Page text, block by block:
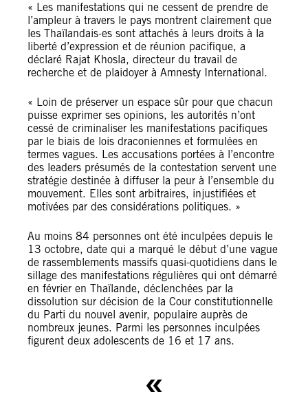
« Les manifestations qui ne cessent de prendre de
l’ampleur à travers le pays montrent clairement que
les Thaïlandais·es sont attachés à leurs droits à la
liberté d’expression et de réunion pacifique, a
déclaré Rajat Khosla, directeur du travail de
recherche et de plaidoyer à Amnesty International.
« Loin de préserver un espace sûr pour que chacun
puisse exprimer ses opinions, les autorités n’ont
cessé de criminaliser les manifestations pacifiques
par le biais de lois draconiennes et formulées en
termes vagues. Les accusations portées à l’encontre
des leaders présumés de la contestation servent une
stratégie destinée à diffuser la peur à l’ensemble du
mouvement. Elles sont arbitraires, injustifiées et
motivées par des considérations politiques. »
Au moins 84 personnes ont été inculpées depuis le
13 octobre, date qui a marqué le début d’une vague
de rassemblements massifs quasi-quotidiens dans le
sillage des manifestations régulières qui ont démarré
en février en Thaïlande, déclenchées par la
dissolution sur décision de la Cour constitutionnelle
du Parti du nouvel avenir, populaire auprès de
nombreux jeunes. Parmi les personnes inculpées
figurent deux adolescents de 16 et 17 ans.